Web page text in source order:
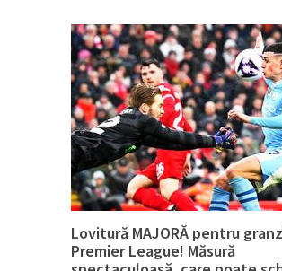
Lovitură MAJORĂ pentru
Premier League! Măsură